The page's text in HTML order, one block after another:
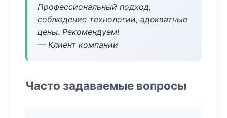
Профессиональный подход,
соблюдение технологии, адекватные
цены. Рекомендуем!
— Клиент компании
Часто задаваемые вопросы